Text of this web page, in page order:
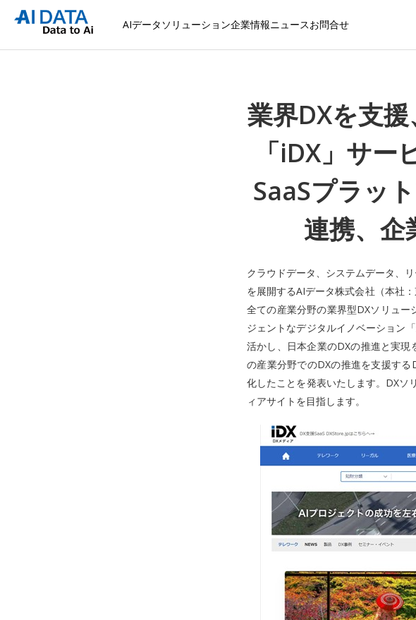
AIデータソリューション企業情報ニュースお問合せ
業界DXを支
「iDX」サ
SaaSプラッ
連携、企
クラウドデータ、システムデータ、
を展開するAIデータ株式会社（本
全ての産業分野の業界型DXソリュ
ジェントなデジタルイノベーション
活かし、日本企業のDXの推進と実
の産業分野でのDXの推進を支援す
化したことを発表いたします。DXソ
ィアサイトを目指します。